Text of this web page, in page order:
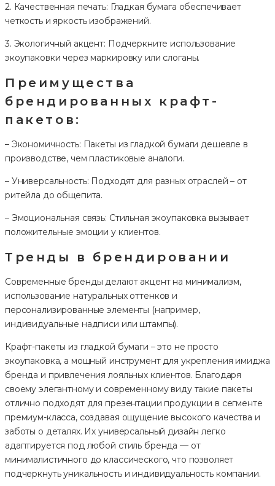
2. Качественная печать: Гладкая бумага обеспечивает
четкость и яркость изображений.
3. Экологичный акцент: Подчеркните использование
экоупаковки через маркировку или слоганы.
Преимущества
брендированных крафт-
пакетов:
– Экономичность: Пакеты из гладкой бумаги дешевле в
производстве, чем пластиковые аналоги.
– Универсальность: Подходят для разных отраслей – от
ритейла до общепита.
– Эмоциональная связь: Стильная экоупаковка вызывает
положительные эмоции у клиентов.
Тренды в брендировании
Современные бренды делают акцент на минимализм,
использование натуральных оттенков и
персонализированные элементы (например,
индивидуальные надписи или штампы).
Крафт-пакеты из гладкой бумаги – это не просто
экоупаковка, а мощный инструмент для укрепления имиджа
бренда и привлечения лояльных клиентов. Благодаря
своему элегантному и современному виду такие пакеты
отлично подходят для презентации продукции в сегменте
премиум-класса, создавая ощущение высокого качества и
заботы о деталях. Их универсальный дизайн легко
адаптируется под любой стиль бренда — от
минималистичного до классического, что позволяет
подчеркнуть уникальность и индивидуальность компании.